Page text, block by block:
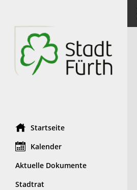
Startseite
Kalender
Aktuelle Dokumente
Stadtrat